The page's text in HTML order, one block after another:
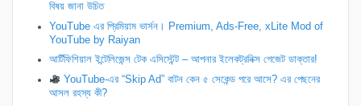
বিষয় জানা উচিত
YouTube এর প্রিমিয়াম ভার্সন। Premium, Ads-Free, xLite Mod of
YouTube by Raiyan
আর্টিফিশিয়াল ইন্টেলিজেন্স টেক এসিস্টেন্ট – আপনার ইলেকট্রনিক্স গেজেট ডাক্তার!
YouTube-এর “Skip Ad” বাটন কেন ৫ সেকেন্ড পরে আসে? এর পেছনের
আসল রহস্য কী?